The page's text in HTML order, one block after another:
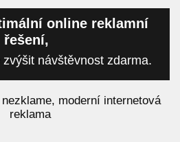
online reklamní
řešení,
návštěvnost zdarma.
moderní internetová
reklama